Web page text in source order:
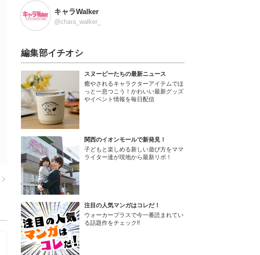
キャラWalker
@chara_walker_
編集部イチオシ
スヌーピーたちの最新ニュース
癒やされるキャラクターアイテムでほ
っと一息つこう！かわいい最新グッズ
やイベント情報を毎日配信
関西のイオンモールで新発見！
子どもと楽しめる新しい遊び方をママ
ライター達が現地から最新リポ！
注目の人気マンガはコレだ！
ウォーカープラスで今一番読まれてい
る話題作をチェック!!